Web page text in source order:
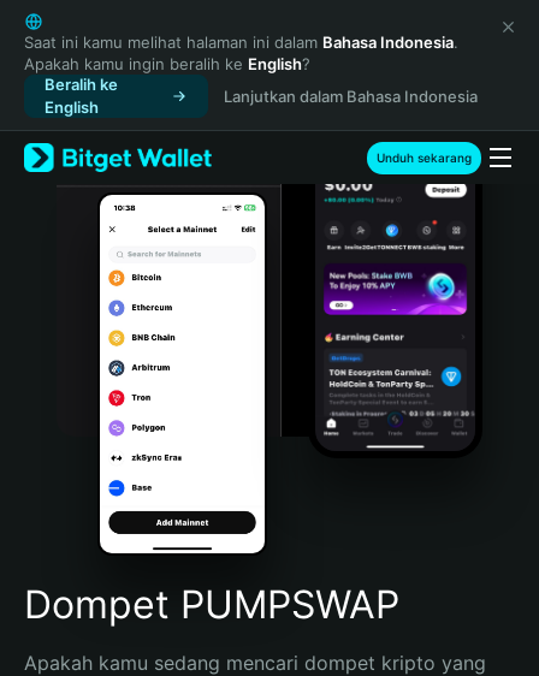
English
日本語
Tiếng Việt
Русский
Español (Latinoamérica)
Türkçe
Italiano
Português (Portugal)
Bahasa Indonesia
Português (Brasil)
Español (Argentina)
Saat ini kamu melihat halaman ini dalam Bahasa Indonesia.
Apakah kamu ingin beralih ke English?
Beralih ke
English
Lanjutkan dalam Bahasa Indonesia
Unduh sekarang
Dompet PUMPSWAP
Apakah kamu sedang mencari dompet kripto yang